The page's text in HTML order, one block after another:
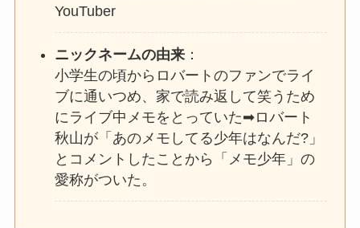
YouTuber
ニックネームの由来 ：
小学生の頃からロバートのファンでライ
ブに通いつめ、家で読み返して笑うため
にライブ中メモをとっていた➡ロバート
秋山が「あのメモしてる少年はなんだ?」
とコメントしたことから「メモ少年」の
愛称がついた。